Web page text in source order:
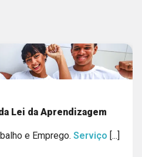
Lei da Aprendizagem
e Emprego. Serviço [...]